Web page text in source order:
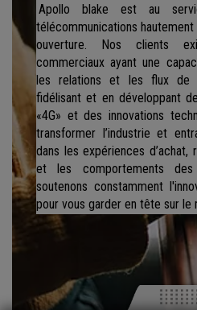
Apollo blake est au
télécommunications
ouverture. Nos clients
commerciaux ayant une
les relations et les flux de
fidélisant et en développant
«4G» et des innovations
transformer l’industrie et
dans les expériences d’achat,
et les comportements des
soutenons constamment
pour vous garder en tête sur le